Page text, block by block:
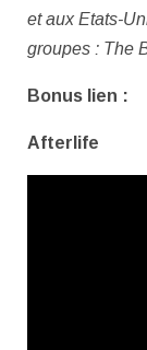
et aux Etats-
groupes : The
Bonus lien :
Afterlife